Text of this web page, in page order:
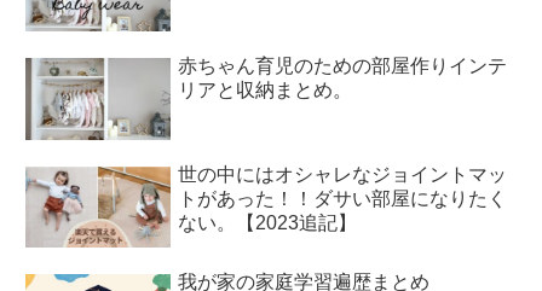
赤ちゃん育児のための部屋作りインテ
リアと収納まとめ。
世の中にはオシャレなジョイントマッ
トがあった！！ダサい部屋になりたく
ない。【2023追記】
我が家の家庭学習遍歴まとめ